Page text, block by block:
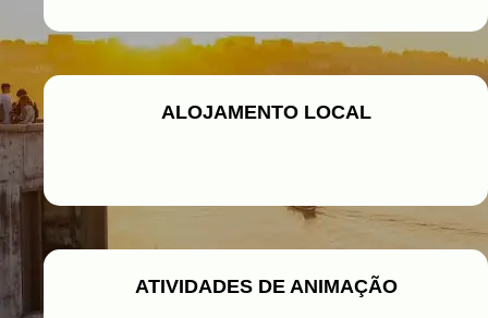
ALOJAMENTO LOCAL
ATIVIDADES DE ANIMAÇÃO